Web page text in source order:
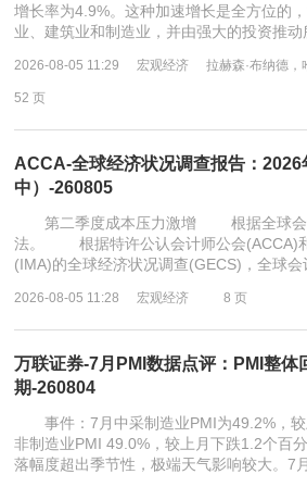
增长率为4.9%。这种加速增长是全方位的
业、建筑业和制造业，并由强大的投资推
2026-08-05 11:29 宏观经济 拉赫森·布纳德，
52 页
ACCA-全球经济状况调查报告：2026
中）-260805
第二季度成本压力激增 根据全球会
法。 根据特许公认会计师公会(ACCA)
(IMA)的全球经济状况调查(GECS)，全球
2026-08-05 11:28 宏观经济 8 页
万联证券-7月PMI数据点评：PMI整体
期-260804
事件：7月中采制造业PMI为49.2%，较
非制造业PMI 49.0%，较上月下跌1.2个
落幅度超出季节性，极端天气影响较大。7